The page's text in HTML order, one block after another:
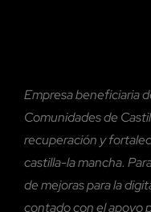
Empresa beneficiaria
Comunidades de
recuperación y
castilla-la mancha.
de mejoras para la
contado con elapoyo